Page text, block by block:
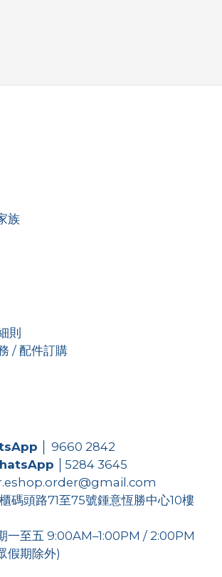
族
則
/ 配件訂購
9660 2842
5284 3645
櫃碼頭路71至75號鍾意恆勝中心10樓
一至五 9:00AM–1:00PM / 2:00PM
假期除外)